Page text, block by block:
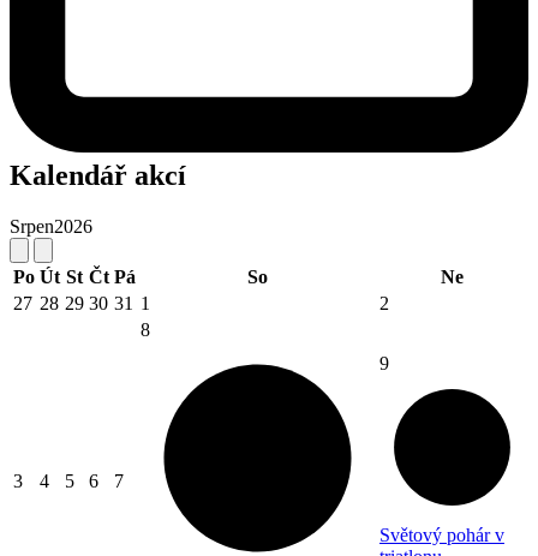
Kalendář akcí
Srpen2026
Po Út St Čt Pá So
Ne
27 28 29 30 31 1 2
3 4 5 6 7
8
9
Světový pohár v